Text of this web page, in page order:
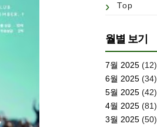
Top
월별 보기
7월 2025 (12)
6월 2025 (34)
5월 2025 (42)
4월 2025 (81)
3월 2025 (50)